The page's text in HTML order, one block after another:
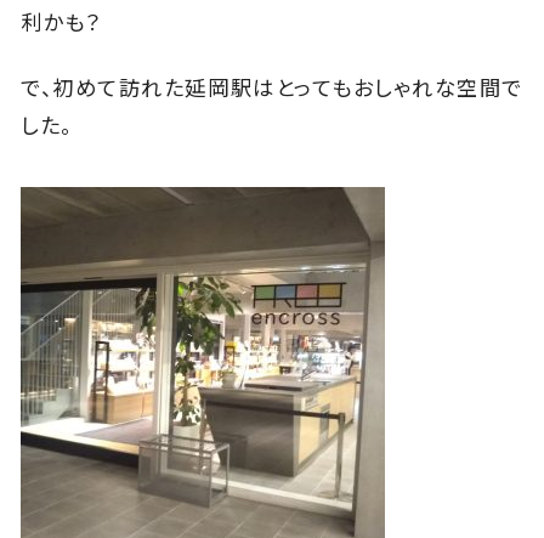
利かも？
で、初めて訪れた延岡駅はとってもおしゃれな空間で
した。